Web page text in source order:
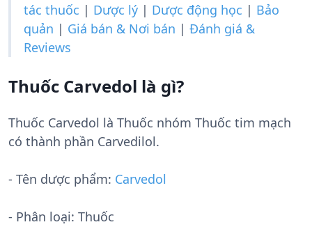
tác thuốc | Dược lý | Dược động học | Bảo
quản | Giá bán & Nơi bán | Đánh giá &
Reviews
Thuốc Carvedol là gì?
Thuốc Carvedol là Thuốc nhóm Thuốc tim mạch
có thành phần Carvedilol.
- Tên dược phẩm: Carvedol
- Phân loại: Thuốc